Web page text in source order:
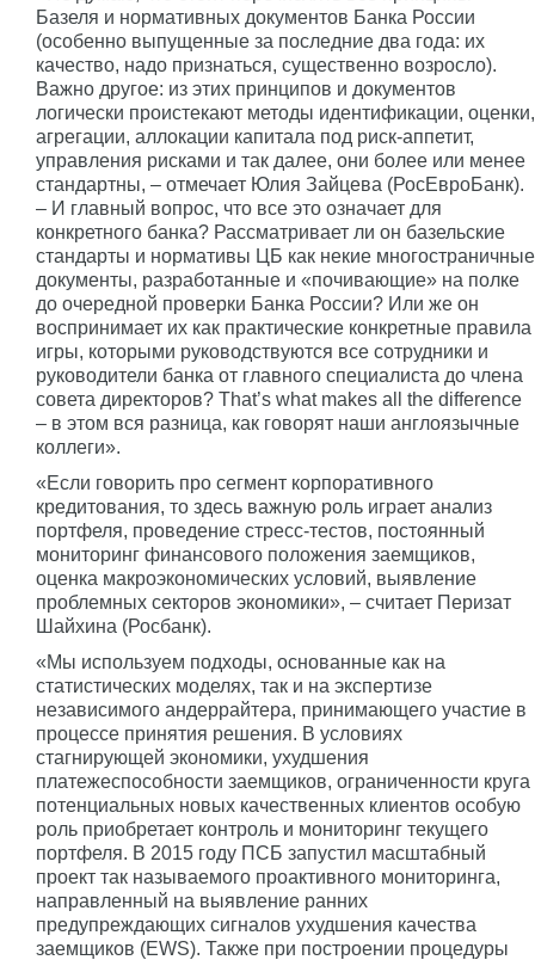
Базеля и нормативных документов Банка России
(особенно выпущенные за последние два года: их
качество, надо признаться, существенно возросло).
Важно другое: из этих принципов и документов
логически проистекают методы идентификации, оценки,
агрегации, аллокации капитала под риск-аппетит,
управления рисками и так далее, они более или менее
стандартны, – отмечает Юлия Зайцева (РосЕвроБанк).
– И главный вопрос, что все это означает для
конкретного банка? Рассматривает ли он базельские
стандарты и нормативы ЦБ как некие многостраничные
документы, разработанные и «почивающие» на полке
до очередной проверки Банка России? Или же он
воспринимает их как практические конкретные правила
игры, которыми руководствуются все сотрудники и
руководители банка от главного специалиста до члена
совета директоров? That’s what makes all the difference
– в этом вся разница, как говорят наши англоязычные
коллеги».
«Если говорить про сегмент корпоративного
кредитования, то здесь важную роль играет анализ
портфеля, проведение стресс-тестов, постоянный
мониторинг финансового положения заемщиков,
оценка макроэкономических условий, выявление
проблемных секторов экономики», – считает Перизат
Шайхина (Росбанк).
«Мы используем подходы, основанные как на
статистических моделях, так и на экспертизе
независимого андеррайтера, принимающего участие в
процессе принятия решения. В условиях
стагнирующей экономики, ухудшения
платежеспособности заемщиков, ограниченности круга
потенциальных новых качественных клиентов особую
роль приобретает контроль и мониторинг текущего
портфеля. В 2015 году ПСБ запустил масштабный
проект так называемого проактивного мониторинга,
направленный на выявление ранних
предупреждающих сигналов ухудшения качества
заемщиков (EWS). Также при построении процедуры